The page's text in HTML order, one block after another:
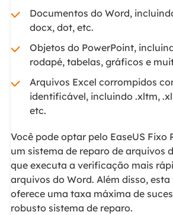
Documentos do Word,
docx, dot, etc.
Objetos do PowerPoint,
rodapé, tabelas, gráficos e
Arquivos Excel corrompidos
identificável, incluindo .xltm,
etc.
Você pode optar pelo EaseUS Fixo
um sistema de reparo de arquivos
que executa a verificação mais
arquivos do Word. Além disso,
oferece uma taxa máxima de
robusto sistema de reparo.